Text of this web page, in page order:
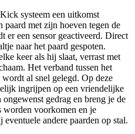
systeem een uitkomst
paard met zijn hoeven tegen de
er een sensor geactiveerd. Direct
naar het paard gespoten.
keer als hij slaat, verrast met
Het verband tussen het
al snel gelegd. Op deze
ingrijpen op een vriendelijke
gedrag en breng je de
worden voorkomen en je
andere paarden op stal.